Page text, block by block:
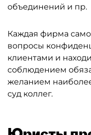
объединений и пр.
Каждая фирма
вопросы
клиентами и
соблюдением
желанием
суд коллег.